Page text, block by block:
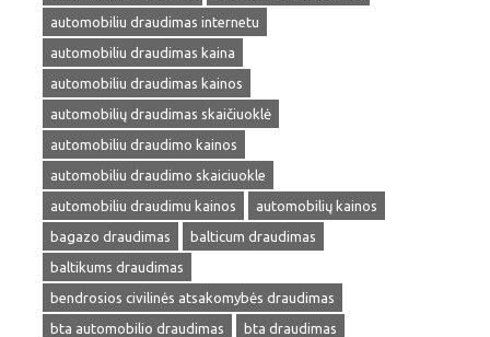
automobiliu draudimas internetu
automobiliu draudimas kaina
automobiliu draudimas kainos
automobilių draudimas skaičiuoklė
automobiliu draudimo kainos
automobiliu draudimo skaiciuokle
automobiliu draudimu kainos
automobilių kainos
bagazo draudimas
balticum draudimas
baltikums draudimas
bendrosios civilinės atsakomybės draudimas
bta automobilio draudimas
bta draudimas